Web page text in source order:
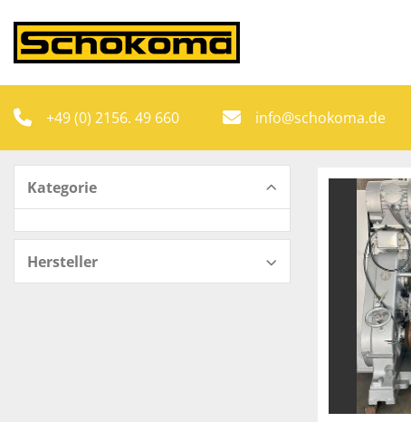
+49 (0) 2156. 49 660 info@schokoma.de
Kategorie
Hersteller